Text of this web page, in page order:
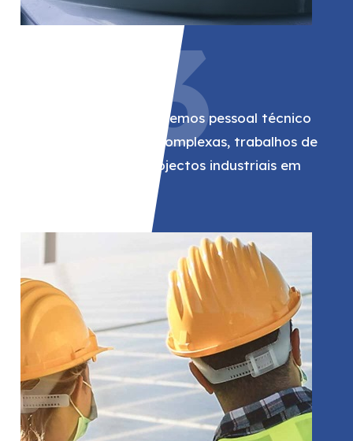
03
Para a Spie, fornecemos pessoal técnico
para instalações complexas, trabalhos de
manutenção e projectos industriais em